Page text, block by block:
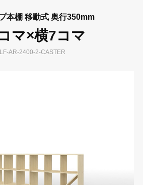
本棚 移動式 奥行350mm
マ×横7コマ
AR-2400-2-CASTER